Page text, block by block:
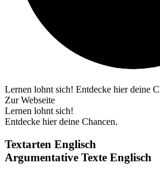
Lernen lohnt sich! Entdecke hier deine
Zur Webseite
Lernen lohnt sich!
Entdecke hier deine Chancen.
Textarten Englisch
Argumentative Texte Englisch